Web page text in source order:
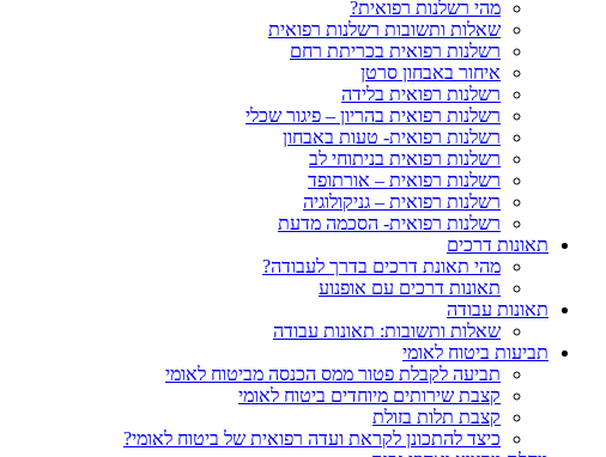
מהי רשלנות רפואית?
שאלות ותשובות רשלנות רפואית
רשלנות רפואית בכריתת רחם
איחור באבחון סרטן
רשלנות רפואית בלידה
רשלנות רפואית בהריון – פיגור שכלי
רשלנות רפואית- טעות באבחון
רשלנות רפואית בניתוחי לב
רשלנות רפואית – אורתופד
רשלנות רפואית – גניקולוגיה
רשלנות רפואית- הסכמה מדעת
תאונות דרכים
מהי תאונת דרכים בדרך לעבודה?
תאונות דרכים עם אופנוע
תאונות עבודה
שאלות ותשובות: תאונות עבודה
תביעות ביטוח לאומי
תביעה לקבלת פטור ממס הכנסה מביטוח לאומי
קצבת שירותים מיוחדים ביטוח לאומי
קצבת תלות בזולת
כיצד להתכונן לקראת ועדה רפואית של ביטוח לאומי?